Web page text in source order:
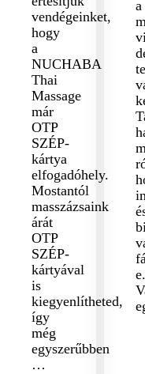
vendégeinket,
hogy
a
NUCHABA
Thai
Massage
már
OTP
SZÉP-
kártya
elfogadóhely.
Mostantól
masszázsaink
árát
OTP
SZÉP-
kártyával
is
kiegyenlítheted,
így
még
egyszerűbben
…
e.